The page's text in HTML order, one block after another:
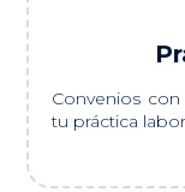
Convenios
tu práctica